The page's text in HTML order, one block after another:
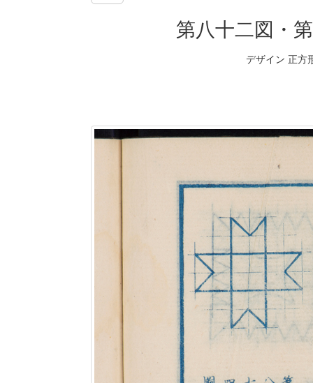
第八十二図・
デザイン 正方